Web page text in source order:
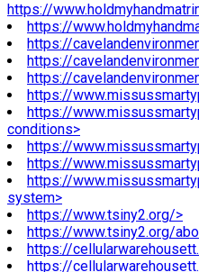
https://
https://
https://
https://
https://
https://
https://
conditions>
https://
https://
https://
system>
https://www.tsiny2.org/>
https://www.tsiny2.org/
https://
https://